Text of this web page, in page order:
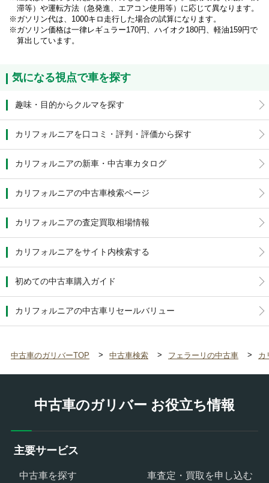
滞等）や運転方法（急発進、エアコン使用等）に応じて異なります。
ガソリン代は、1000キロ走行した場合の試算になります。
ガソリン価格は一律レギュラー170円、ハイオク180円、軽油159円で
算出しています。
気になる視点で車を探す
趣味・目的からクルマを探す
カリフォルニアを口コミ・評判・評価から探す
カリフォルニアの新車・中古車カタログ
カリフォルニアの中古車検索ページ
カリフォルニアの査定買取相場情報
カリフォルニアをサイト内検索する
初めての中古車購入ガイド
カリフォルニアの中古車リセールバリュー
中古車のガリバーTOP 中古車検索 フェラーリの中古車 カ
中古車のガリバー お役立ち情報
主要サービス
中古車を探す
車査定・買取を申し込む